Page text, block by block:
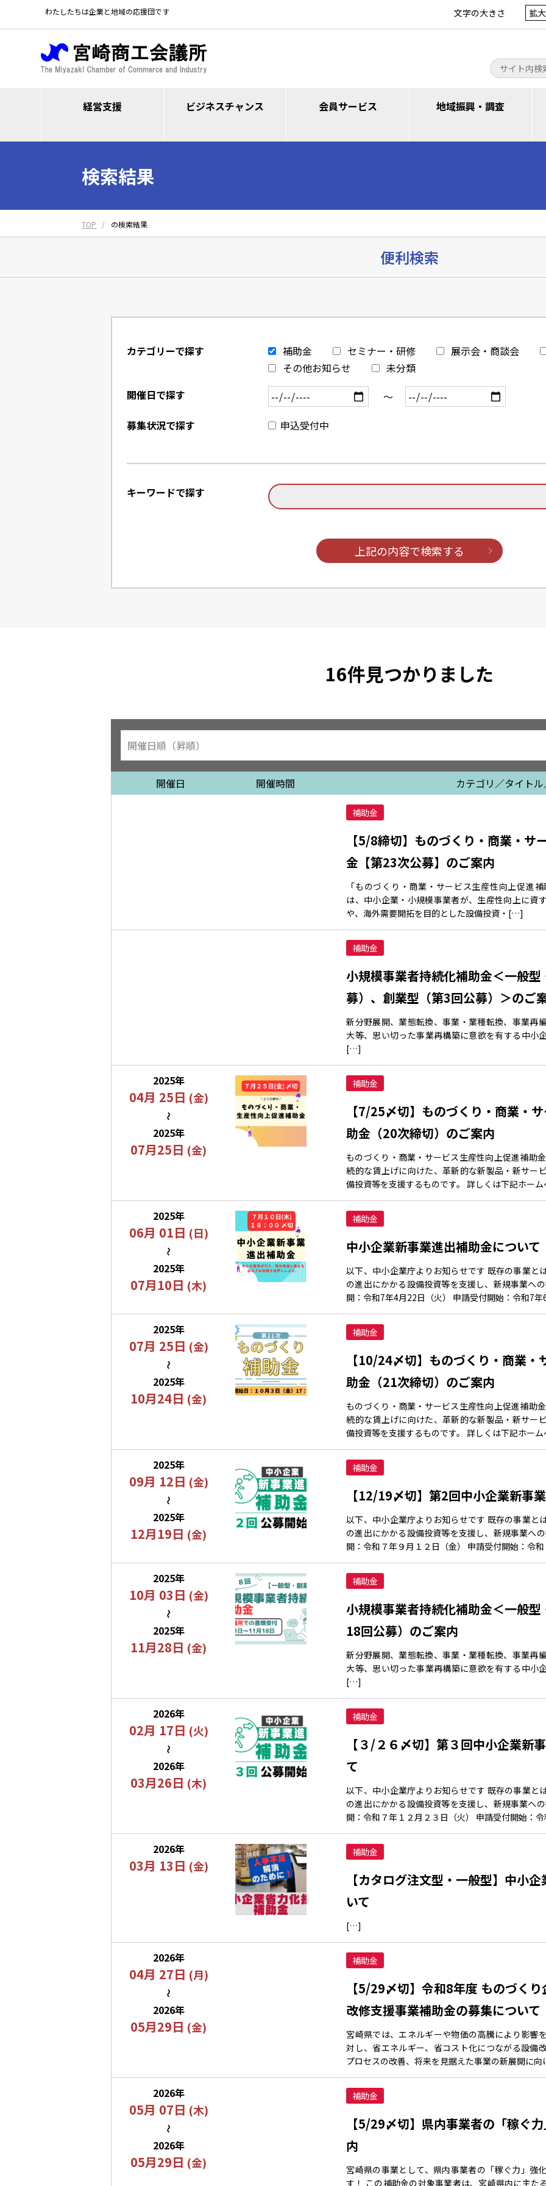
わたしたちは企業と地域の応援団です 文字の大きさ 拡大
経営支援 ビジネスチャンス 会員サービス 地域振興・調査
検索結果
TOP の検索結果
便利検索
カテゴリーで探す 補助金 セミナー・研修 展示会・商談会
その他お知らせ
未分類
開催日で探す
～
募集状況で探す
申込受付中
キーワードで探す
上記の内容で検索する
16件見つかりました
開催日 開催時間 カテゴリ／タイト
補助金
【5/8締切】ものづくり・商業・サ
金【第23次公募】のご案内
「ものづくり・商業・サービス生産性向上促進
は、中小企業・小規模事業者が、生産性向上に資
や、海外需要開拓を目的とした設備投資・[…]
補助金
小規模事業者持続化補助金＜一般
募）、創業型（第3回公募）＞のご
新分野展開、業態転換、事業・業種転換、事業再
大等、思い切った事業再構築に意欲を有する中小
[…]
2025年
04月 25日 (金)
〜
2025年
07月25日 (金)
補助金
【7/25〆切】ものづくり・商業・
助金（20次締切）のご案内
ものづくり・商業・サービス生産性向上促進補助
続的な賃上げに向けた、革新的な新製品・新サー
備投資等を支援するものです。 詳しくは下記ホー
2025年
06月 01日 (日)
〜
2025年
07月10日 (木)
補助金
中小企業新事業進出補助金について
以下、中小企業庁よりお知らせです 既存の事業と
の進出にかかる設備投資等を支援し、新規事業へ
開：令和7年4月22日（火） 申請受付開始：令和7
2025年
07月 25日 (金)
〜
2025年
10月24日 (金)
補助金
【10/24〆切】ものづくり・商業
助金（21次締切）のご案内
ものづくり・商業・サービス生産性向上促進補助
続的な賃上げに向けた、革新的な新製品・新サー
備投資等を支援するものです。 詳しくは下記ホー
2025年
09月 12日 (金)
〜
2025年
12月19日 (金)
補助金
【12/19〆切】第2回中小企業新事
以下、中小企業庁よりお知らせです 既存の事業と
の進出にかかる設備投資等を支援し、新規事業へ
開：令和７年９月１２日（金） 申請受付開始：令
2025年
10月 03日 (金)
〜
2025年
11月28日 (金)
補助金
小規模事業者持続化補助金＜一般
18回公募）のご案内
新分野展開、業態転換、事業・業種転換、事業再
大等、思い切った事業再構築に意欲を有する中小
[…]
2026年
02月 17日 (火)
〜
2026年
03月26日 (木)
補助金
【３/２６〆切】第３回中小企業新
て
以下、中小企業庁よりお知らせです 既存の事業と
の進出にかかる設備投資等を支援し、新規事業へ
開：令和７年１２月２３日（火） 申請受付開始
2026年
03月 13日 (金)
補助金
【カタログ注文型・一般型】中小
いて
[…]
2026年
04月 27日 (月)
〜
2026年
05月29日 (金)
補助金
【5/29〆切】令和8年度 ものづく
改修支援事業補助金の募集について
宮崎県では、エネルギーや物価の高騰により影響
対し、省エネルギー、省コスト化につながる設備
プロセスの改善、将来を見据えた事業の新展開に
2026年
05月 07日 (木)
〜
2026年
05月29日 (金)
補助金
【5/29〆切】県内事業者の「稼ぐ
内
宮崎県の事業として、県内事業者の「稼ぐ力」強
す！ この補助金の対象事業者は、宮崎県内に主た